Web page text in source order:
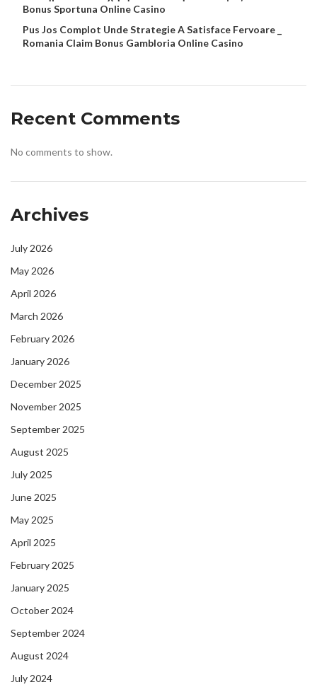
Bonus Sportuna Online Casino
Pus Jos Complot Unde Strategie A Satisface Fervoare _
Romania Claim Bonus Gambloria Online Casino
Recent Comments
No comments to show.
Archives
July 2026
May 2026
April 2026
March 2026
February 2026
January 2026
December 2025
November 2025
September 2025
August 2025
July 2025
June 2025
May 2025
April 2025
February 2025
January 2025
October 2024
September 2024
August 2024
July 2024